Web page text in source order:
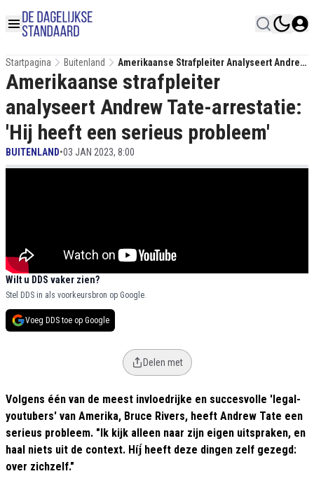
Startpagina Buitenland
Amerikaanse Strafpleiter Analyseert Andrew
Tate-Arrestatie: 'Hij Heeft Een Serieus
Probleem'
Amerikaanse strafpleiter
analyseert Andrew Tate-arrestatie:
'Hij heeft een serieus probleem'
BUITENLAND•03 JAN 2023, 8:00
Wilt u DDS vaker zien?
Stel DDS in als voorkeursbron op Google.
Voeg DDS toe op Google
Delen met
Volgens één van de meest invloedrijke en succesvolle 'legal-
youtubers' van Amerika, Bruce Rivers, heeft Andrew Tate een
serieus probleem. "Ik kijk alleen naar zijn eigen uitspraken, en
haal niets uit de context. Híj́ heeft deze dingen zelf gezegd:
over zichzelf."